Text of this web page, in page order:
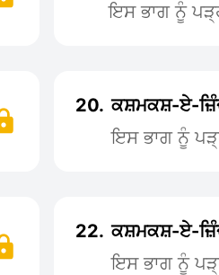
ਇਸ ਭਾਗ ਨੂੰ
20. ਕਸ਼ਮਕਸ਼-ਏ-
ਇਸ ਭਾਗ ਨੂੰ
22. ਕਸ਼ਮਕਸ਼-ਏ-
ਇਸ ਭਾਗ ਨੂੰ